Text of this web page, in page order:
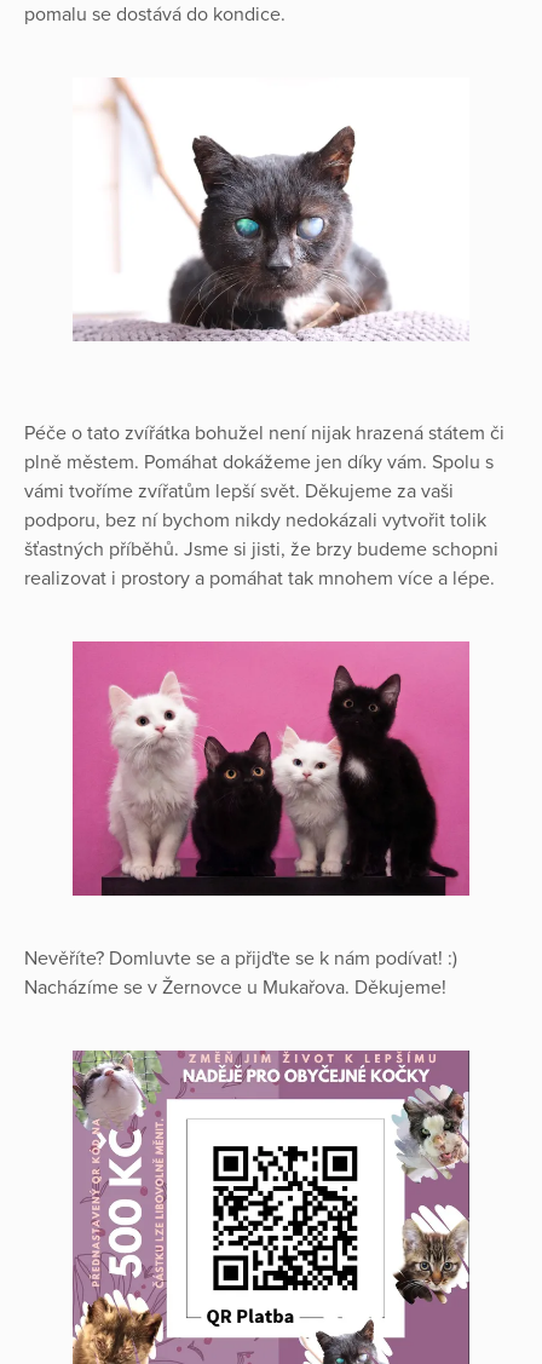
pomalu se dostává do kondice.
Péče o tato zvířátka bohužel není nijak hrazená státem či
plně městem. Pomáhat dokážeme jen díky vám. Spolu s
vámi tvoříme zvířatům lepší svět. Děkujeme za vaši
podporu, bez ní bychom nikdy nedokázali vytvořit tolik
šťastných příběhů. Jsme si jisti, že brzy budeme schopni
realizovat i prostory a pomáhat tak mnohem více a lépe.
Nevěříte? Domluvte se a přijďte se k nám podívat! :)
Nacházíme se v Žernovce u Mukařova. Děkujeme!